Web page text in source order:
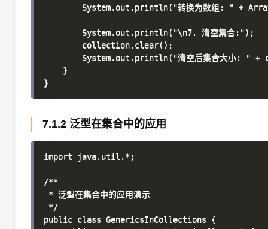
System.out.println("转换为数组: " +
        System.out.println("\n7. 清空集合:");
        collection.clear();
System.out.println("清空后集合大小: " +
    }
7.1.2 泛型在集合中的应用
import java.util.*;
/**
* 泛型在集合中的应用演示
*/
public class GenericsInCollections {